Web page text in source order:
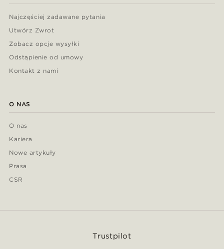
Najczęściej zadawane pytania
Utwórz Zwrot
Zobacz opcje wysyłki
Odstąpienie od umowy
Kontakt z nami
O NAS
O nas
Kariera
Nowe artykuły
Prasa
CSR
Trustpilot